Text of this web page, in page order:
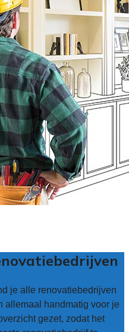
je alle renovatiebedrijven
allemaal handmatig voor je
gezet, zodat het